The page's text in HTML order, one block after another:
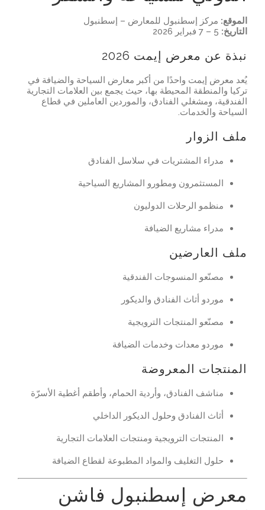
الموقع: مركز إسطنبول للمعارض – إسطنبول
التاريخ:
نبذة عن معرض إيمت 2026
يُعد معرض إيمت واحدًا من أكبر معارض السياحة والضيافة في
تركيا والمنطقة المحيطة بها، حيث يجمع بين العلامات التجارية
الفندقية، ومشغلي الفنادق، والموردين العاملين في قطاع
السياحة والخدمات.
ملف الزوار
مدراء المشتريات في سلاسل الفنادق
المستثمرون ومطورو المشاريع السياحية
منظمو الرحلات الدوليون
مدراء مشاريع الضيافة
ملف العارضين
مصنّعو المنسوجات الفندقية
موردو أثاث الفنادق والديكور
مصنّعو المنتجات الترويجية
موردو معدات وخدمات الضيافة
المنتجات المعروضة
مناشف الفنادق، وأردية الحمام، وأطقم أغطية الأسرّة
أثاث الفنادق وحلول الديكور الداخلي
المنتجات الترويجية ومنتجات العلامات التجارية
حلول التغليف والمواد المطبوعة لقطاع الضيافة
معرض إسطنبول فاشن